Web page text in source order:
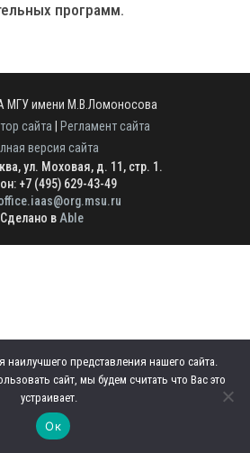
программ.
МГУ имени М.В.Ломоносова
сайта
Регламент сайта
версия сайта
ул. Моховая, д. 11, стр. 1.
+7 (495) 629-43-49
Сделано в Able
представления нашего сайта.
сайт, мы будем считать что Вас это
устраивает.
Ок